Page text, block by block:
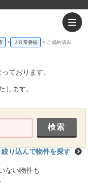
ＪＲ常磐線 ご成約済み
ております。
します。
絞り込んで物件を探す
ない物件も